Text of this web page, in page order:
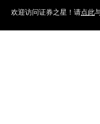
欢迎访问证券之星！请点此